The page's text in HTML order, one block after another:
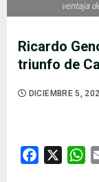
Ricardo
triunfo de
DICIEMBRE 5,
ventaja
Facebook